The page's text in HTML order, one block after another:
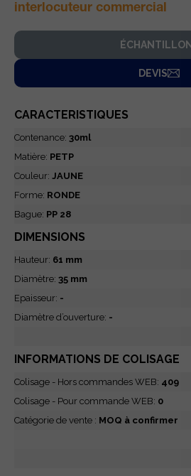
interlocuteur commercial
DEVIS
CARACTERISTIQUES
Contenance: 30ml
Matière: PETP
Couleur: JAUNE
Forme: RONDE
Bague: PP 28
DIMENSIONS
Hauteur: 61 mm
Diamètre: 35 mm
Epaisseur: -
Diamètre d’ouverture: -
INFORMATIONS DE COLISAGE
Colisage - Hors commandes WEB: 409
Colisage - Pour commande WEB: 0
Catégorie de vente : MOQ à confirmer